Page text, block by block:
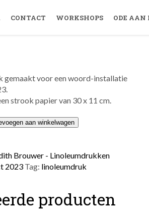
CONTACT WORKSHOPS ODE AAN
gemaakt voor een woord-installatie
strook papier van 30 x 11 cm.
aan winkelwagen
Brouwer - Linoleumdrukken
2023 Tag: linoleumdruk
producten